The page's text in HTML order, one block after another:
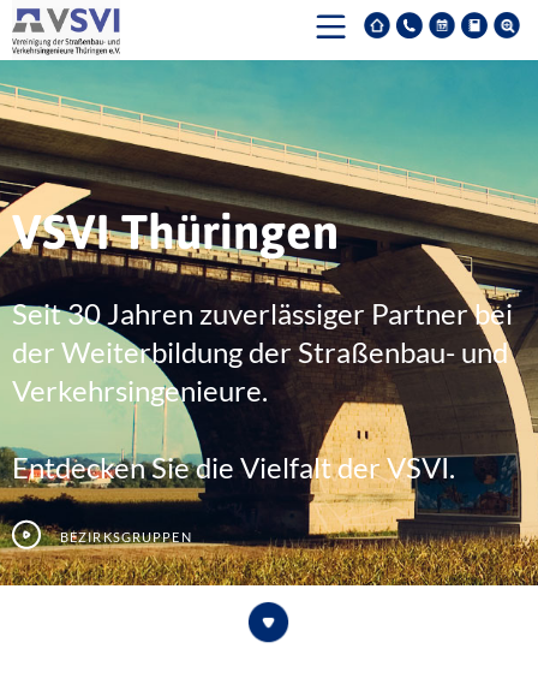
VSVI Thüringen
Seit 30 Jahren zuverlässiger Partner bei
der Weiterbildung der Straßenbau- und
Verkehrsingenieure.
Entdecken Sie die Vielfalt der VSVI.
Bezirksgruppen